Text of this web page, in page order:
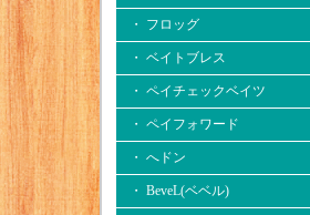
・ フロッグ
・ ベイトブレス
・ ペイチェックベイツ
・ ペイフォワード
・ へドン
・ BeveL(ベベル)